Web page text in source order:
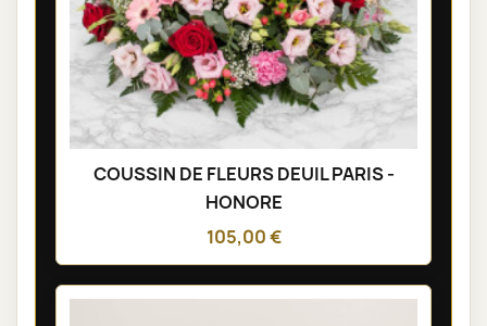
COUSSIN DE FLEURS DEUIL PARIS -
HONORE
105,00 €